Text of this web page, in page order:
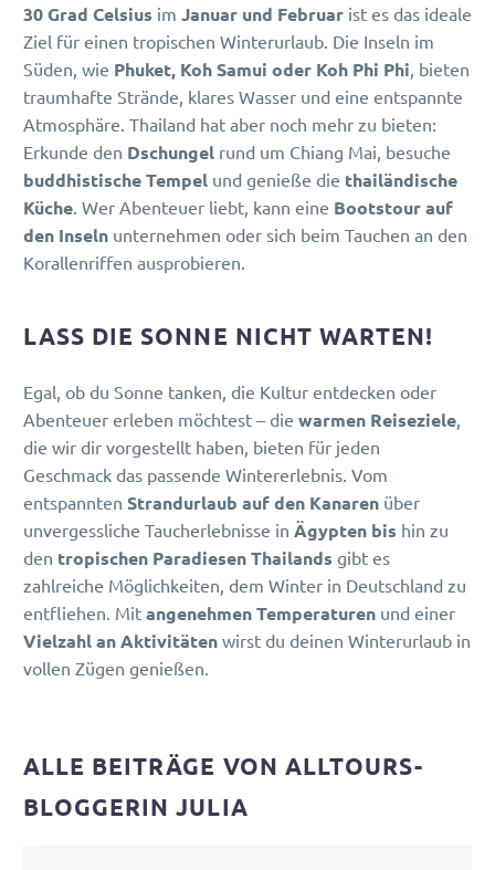
30 Grad Celsius im Januar und Februar ist es das ideale
Ziel für einen tropischen Winterurlaub. Die Inseln im
Süden, wie Phuket, Koh Samui oder Koh Phi Phi, bieten
traumhafte Strände, klares Wasser und eine entspannte
Atmosphäre. Thailand hat aber noch mehr zu bieten:
Erkunde den Dschungel rund um Chiang Mai, besuche
buddhistische Tempel und genieße die thailändische
Küche. Wer Abenteuer liebt, kann eine Bootstour auf
den Inseln unternehmen oder sich beim Tauchen an den
Korallenriffen ausprobieren.
LASS DIE SONNE NICHT WARTEN!
Egal, ob du Sonne tanken, die Kultur entdecken oder
Abenteuer erleben möchtest – die warmen Reiseziele,
die wir dir vorgestellt haben, bieten für jeden
Geschmack das passende Wintererlebnis. Vom
entspannten Strandurlaub auf den Kanaren über
unvergessliche Taucherlebnisse in Ägypten bis hin zu
den tropischen Paradiesen Thailands gibt es
zahlreiche Möglichkeiten, dem Winter in Deutschland zu
entfliehen. Mit angenehmen Temperaturen und einer
Vielzahl an Aktivitäten wirst du deinen Winterurlaub in
vollen Zügen genießen.
ALLE BEITRÄGE VON ALLTOURS-
BLOGGERIN JULIA